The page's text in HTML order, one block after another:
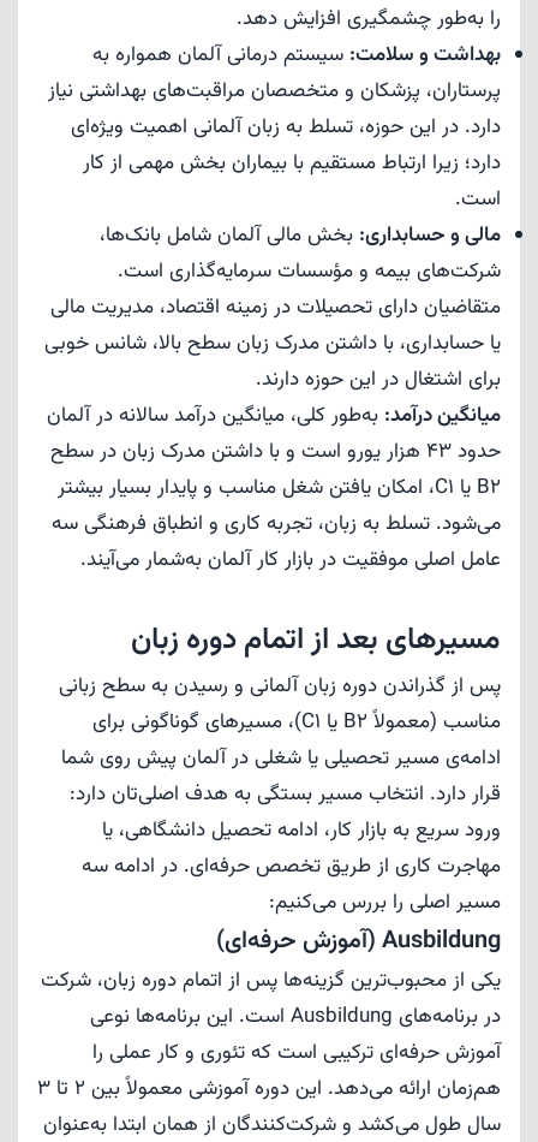
را به‌طور چشمگیری افزایش دهد.
بهداشت و سلامت: سیستم درمانی آلمان همواره به
پرستاران، پزشکان و متخصصان مراقبت‌های بهداشتی نیاز
دارد. در این حوزه، تسلط به زبان آلمانی اهمیت ویژه‌ای
دارد؛ زیرا ارتباط مستقیم با بیماران بخش مهمی از کار
است.
مالی و حسابداری: بخش مالی آلمان شامل بانک‌ها،
شرکت‌های بیمه و مؤسسات سرمایه‌گذاری است.
متقاضیان دارای تحصیلات در زمینه اقتصاد، مدیریت مالی
یا حسابداری، با داشتن مدرک زبان سطح بالا، شانس خوبی
برای اشتغال در این حوزه دارند.
میانگین درآمد: به‌طور کلی، میانگین درآمد سالانه در آلمان
حدود 43 هزار یورو است و با داشتن مدرک زبان در سطح
B2 یا C1، امکان یافتن شغل مناسب و پایدار بسیار بیشتر
می‌شود. تسلط به زبان، تجربه کاری و انطباق فرهنگی سه
عامل اصلی موفقیت در بازار کار آلمان به‌شمار می‌آیند.
مسیرهای بعد از اتمام دوره زبان
پس از گذراندن دوره زبان آلمانی و رسیدن به سطح زبانی
مناسب (معمولاً B2 یا C1)، مسیرهای گوناگونی برای
ادامه‌ی مسیر تحصیلی یا شغلی در آلمان پیش روی شما
قرار دارد. انتخاب مسیر بستگی به هدف اصلی‌تان دارد:
ورود سریع به بازار کار، ادامه تحصیل دانشگاهی، یا
مهاجرت کاری از طریق تخصص حرفه‌ای. در ادامه سه
مسیر اصلی را بررس می‌کنیم:
Ausbildung (آموزش حرفه‌ای)
یکی از محبوب‌ترین گزینه‌ها پس از اتمام دوره زبان، شرکت
در برنامه‌های Ausbildung است. این برنامه‌ها نوعی
آموزش حرفه‌ای ترکیبی است که تئوری و کار عملی را
هم‌زمان ارائه می‌دهد. این دوره آموزشی معمولاً بین 2 تا 3
سال طول می‌کشد و شرکت‌کنندگان از همان ابتدا به‌عنوان